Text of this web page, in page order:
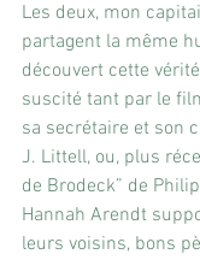
Les deux, mon
partagent la même
découvert cette
suscité tant par le
sa secrétaire et son
J. Littell, ou, plus
de Brodeck” de
Hannah Arendt
leurs voisins, bons